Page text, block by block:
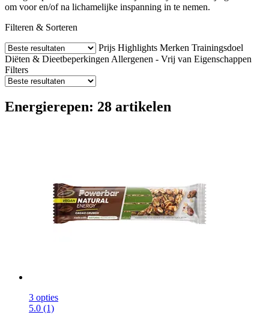
om voor en/of na lichamelijke inspanning in te nemen.
Filteren & Sorteren
Prijs Highlights Merken Trainingsdoel
Diëten & Dieetbeperkingen Allergenen - Vrij van Eigenschappen
Filters
Energierepen: 28 artikelen
3 opties
5.0 (1)